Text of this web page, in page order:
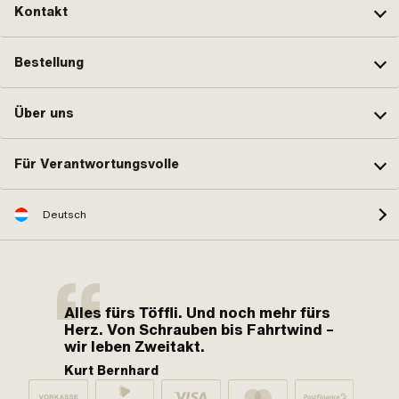
Kontakt
Bestellung
Über uns
Für Verantwortungsvolle
Deutsch
Alles fürs Töffli. Und noch mehr fürs
Herz. Von Schrauben bis Fahrtwind –
wir leben Zweitakt.
Kurt Bernhard